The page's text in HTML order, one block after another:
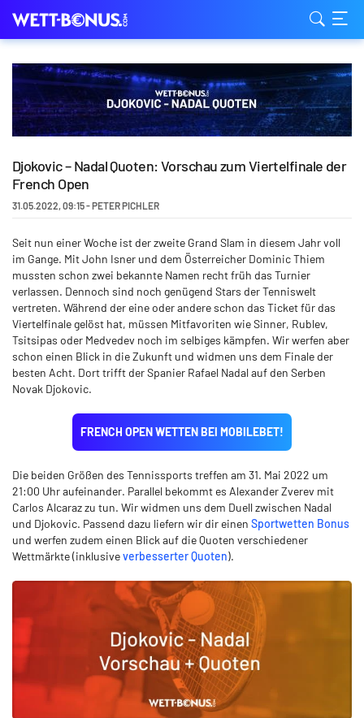
Djokovic – Nadal Quoten: Vorschau zum Viertelfinale der
French Open
31.05.2022,09:15-PETER PICHLER
Seit nun einer Woche ist der zweite Grand Slam in diesem Jahr voll
im Gange. Mit John Isner und dem Österreicher Dominic Thiem
mussten schon zwei bekannte Namen recht früh das Turnier
verlassen. Dennoch sind noch genügend Stars der Tenniswelt
vertreten. Während der eine oder andere schon das Ticket für das
Viertelfinale gelöst hat, müssen Mitfavoriten wie Sinner, Rublev,
Tsitsipas oder Medvedev noch im selbiges kämpfen. Wir werfen aber
schon einen Blick in die Zukunft und widmen uns dem Finale der
besten Acht. Dort trifft der Spanier Rafael Nadal auf den Serben
Novak Djokovic.
FRENCH OPEN WETTEN BEI MOBILEBET!
Die beiden Größen des Tennissports treffen am 31. Mai 2022 um
21:00 Uhr aufeinander. Parallel bekommt es Alexander Zverev mit
Carlos Alcaraz zu tun. Wir widmen uns dem Duell zwischen Nadal
und Djokovic. Passend dazu liefern wir dir einen Sportwetten Bonus
und werfen zudem einen Blick auf die Quoten verschiedener
Wettmärkte (inklusiveverbesserter Quoten).